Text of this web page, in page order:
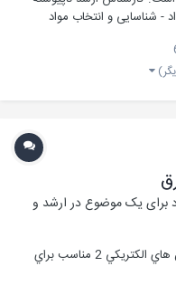
مواد - شناسایی و انتخاب مواد
دوم شامل دروس خواص
یک موضوع درارشد و
جزوات آمادگی کنکور دکتری برق جزوه ماشين هاي الكتريكي 2 مناسب براي